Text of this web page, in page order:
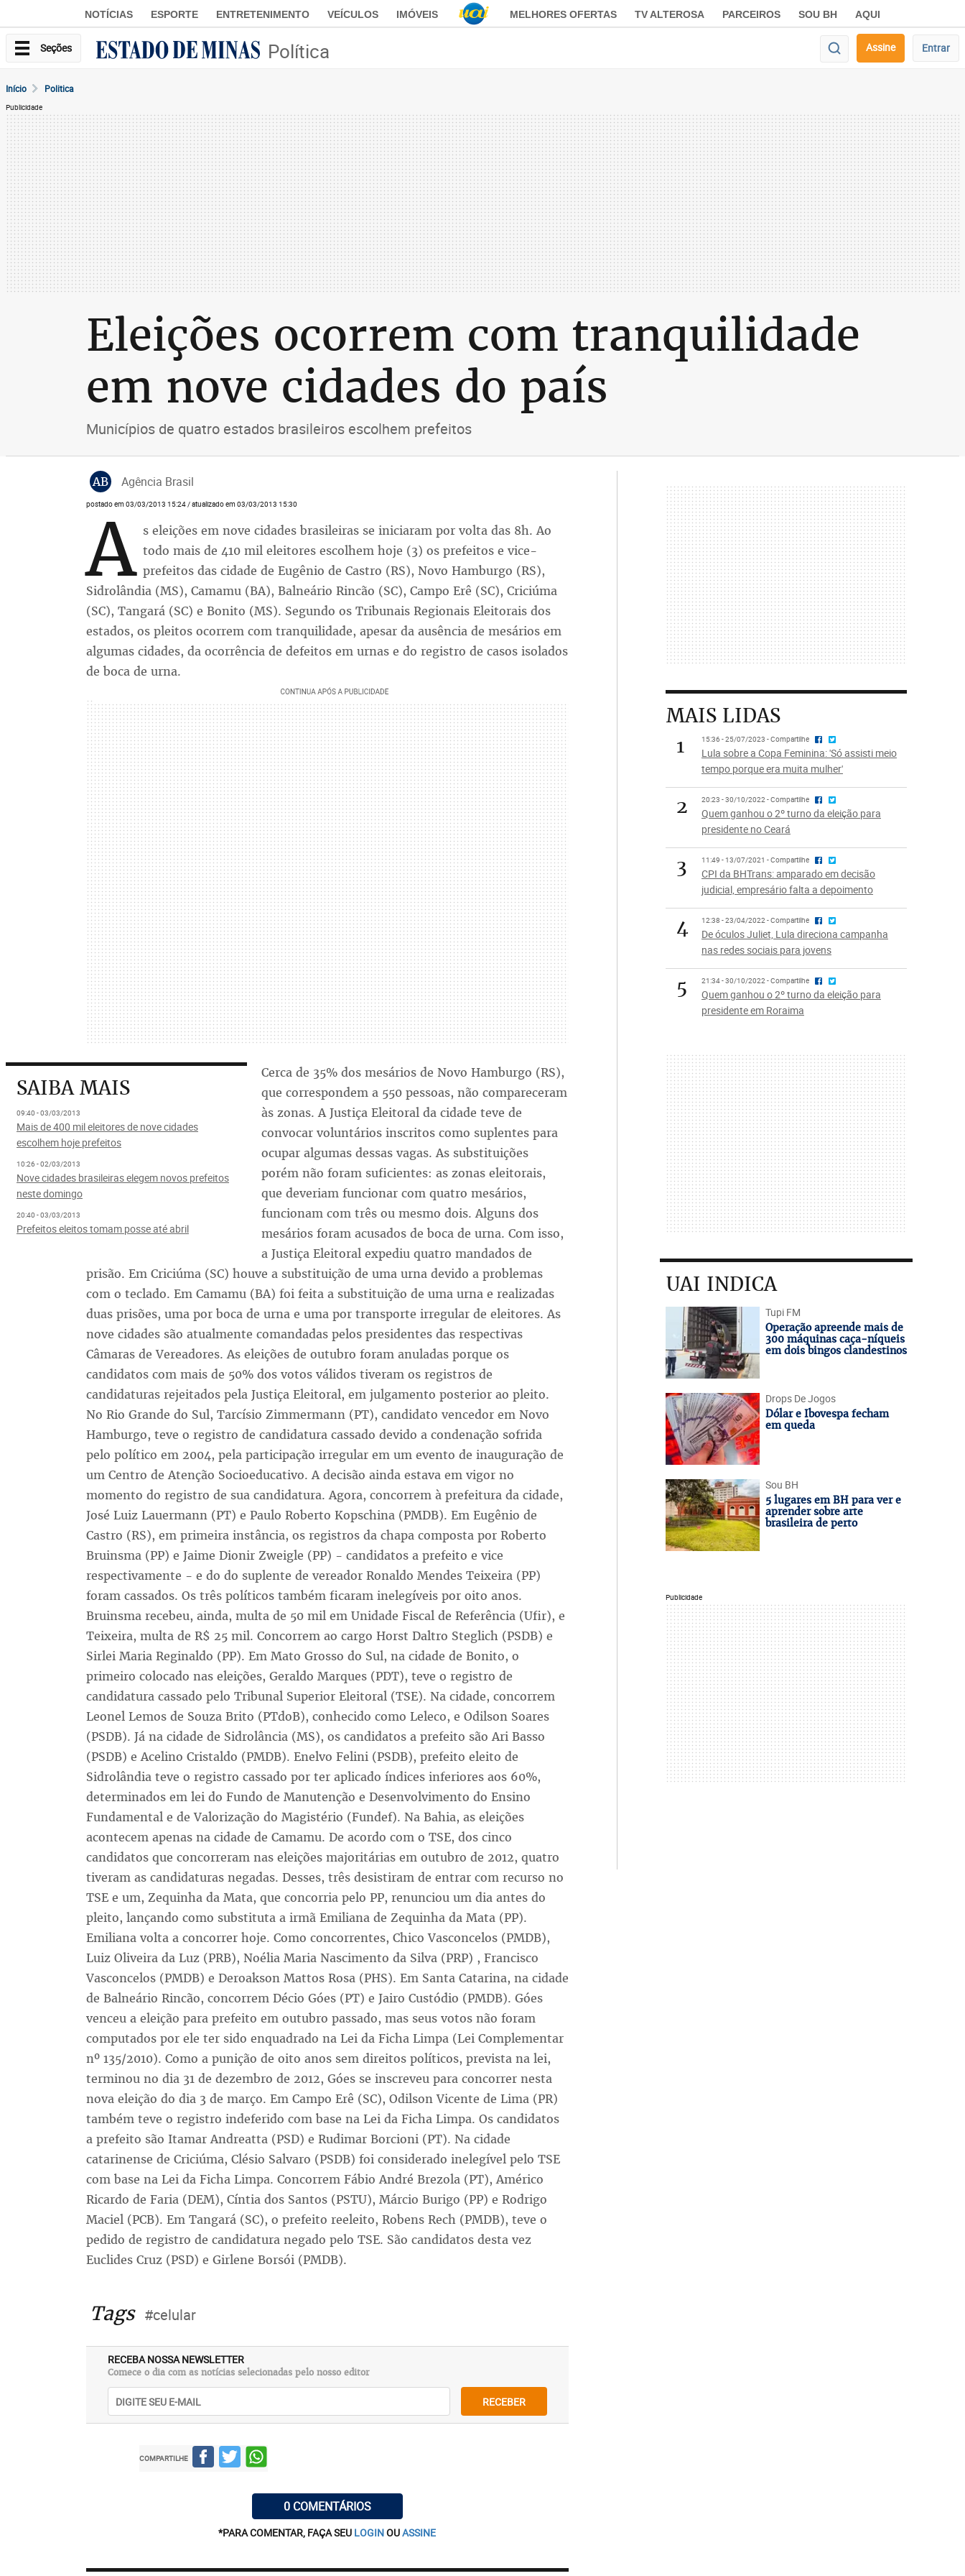
NOTÍCIAS ESPORTE ENTRETENIMENTO VEÍCULOS IMÓVEIS MELHORES OFERTAS TV ALTEROSA PARCEIROS SOU BH AQUI
Seções Política Assine Entrar
Início Politica
Publicidade
Eleições ocorrem com tranquilidade
em nove cidades do país
Municípios de quatro estados brasileiros escolhem prefeitos
AB Agência Brasil
postado em 03/03/2013 15:24 / atualizado em 03/03/2013 15:30
A s eleições em nove cidades brasileiras se iniciaram por volta das 8h. Ao
todo mais de 410 mil eleitores escolhem hoje (3) os prefeitos e vice-
prefeitos das cidade de Eugênio de Castro (RS), Novo Hamburgo (RS),
Sidrolândia (MS), Camamu (BA), Balneário Rincão (SC), Campo Erê (SC), Criciúma
(SC), Tangará (SC) e Bonito (MS). Segundo os Tribunais Regionais Eleitorais dos
estados, os pleitos ocorrem com tranquilidade, apesar da ausência de mesários em
algumas cidades, da ocorrência de defeitos em urnas e do registro de casos isolados
de boca de urna.
SAIBA MAIS
09:40 - 03/03/2013
Mais de 400 mil eleitores de nove cidades
escolhem hoje prefeitos
10:26 - 02/03/2013
Nove cidades brasileiras elegem novos prefeitos
neste domingo
20:40 - 03/03/2013
Prefeitos eleitos tomam posse até abril
Cerca de 35% dos mesários de Novo Hamburgo (RS),
que correspondem a 550 pessoas, não compareceram
às zonas. A Justiça Eleitoral da cidade teve de
convocar voluntários inscritos como suplentes para
ocupar algumas dessas vagas. As substituições
porém não foram suficientes: as zonas eleitorais,
que deveriam funcionar com quatro mesários,
funcionam com três ou mesmo dois. Alguns dos
mesários foram acusados de boca de urna. Com isso,
a Justiça Eleitoral expediu quatro mandados de
prisão. Em Criciúma (SC) houve a substituição de uma urna devido a problemas
com o teclado. Em Camamu (BA) foi feita a substituição de uma urna e realizadas
duas prisões, uma por boca de urna e uma por transporte irregular de eleitores. As
nove cidades são atualmente comandadas pelos presidentes das respectivas
Câmaras de Vereadores. As eleições de outubro foram anuladas porque os
candidatos com mais de 50% dos votos válidos tiveram os registros de
candidaturas rejeitados pela Justiça Eleitoral, em julgamento posterior ao pleito.
No Rio Grande do Sul, Tarcísio Zimmermann (PT), candidato vencedor em Novo
Hamburgo, teve o registro de candidatura cassado devido a condenação sofrida
pelo político em 2004, pela participação irregular em um evento de inauguração de
um Centro de Atenção Socioeducativo. A decisão ainda estava em vigor no
momento do registro de sua candidatura. Agora, concorrem à prefeitura da cidade,
José Luiz Lauermann (PT) e Paulo Roberto Kopschina (PMDB). Em Eugênio de
Castro (RS), em primeira instância, os registros da chapa composta por Roberto
Bruinsma (PP) e Jaime Dionir Zweigle (PP) - candidatos a prefeito e vice
respectivamente - e do do suplente de vereador Ronaldo Mendes Teixeira (PP)
foram cassados. Os três políticos também ficaram inelegíveis por oito anos.
Bruinsma recebeu, ainda, multa de 50 mil em Unidade Fiscal de Referência (Ufir), e
Teixeira, multa de R$ 25 mil. Concorrem ao cargo Horst Daltro Steglich (PSDB) e
Sirlei Maria Reginaldo (PP). Em Mato Grosso do Sul, na cidade de Bonito, o
primeiro colocado nas eleições, Geraldo Marques (PDT), teve o registro de
candidatura cassado pelo Tribunal Superior Eleitoral (TSE). Na cidade, concorrem
Leonel Lemos de Souza Brito (PTdoB), conhecido como Leleco, e Odilson Soares
(PSDB). Já na cidade de Sidrolância (MS), os candidatos a prefeito são Ari Basso
(PSDB) e Acelino Cristaldo (PMDB). Enelvo Felini (PSDB), prefeito eleito de
Sidrolândia teve o registro cassado por ter aplicado índices inferiores aos 60%,
determinados em lei do Fundo de Manutenção e Desenvolvimento do Ensino
Fundamental e de Valorização do Magistério (Fundef). Na Bahia, as eleições
acontecem apenas na cidade de Camamu. De acordo com o TSE, dos cinco
candidatos que concorreram nas eleições majoritárias em outubro de 2012, quatro
tiveram as candidaturas negadas. Desses, três desistiram de entrar com recurso no
TSE e um, Zequinha da Mata, que concorria pelo PP, renunciou um dia antes do
pleito, lançando como substituta a irmã Emiliana de Zequinha da Mata (PP).
Emiliana volta a concorrer hoje. Como concorrentes, Chico Vasconcelos (PMDB),
Luiz Oliveira da Luz (PRB), Noélia Maria Nascimento da Silva (PRP) , Francisco
Vasconcelos (PMDB) e Deroakson Mattos Rosa (PHS). Em Santa Catarina, na cidade
de Balneário Rincão, concorrem Décio Góes (PT) e Jairo Custódio (PMDB). Góes
venceu a eleição para prefeito em outubro passado, mas seus votos não foram
computados por ele ter sido enquadrado na Lei da Ficha Limpa (Lei Complementar
nº 135/2010). Como a punição de oito anos sem direitos políticos, prevista na lei,
terminou no dia 31 de dezembro de 2012, Góes se inscreveu para concorrer nesta
nova eleição do dia 3 de março. Em Campo Erê (SC), Odilson Vicente de Lima (PR)
também teve o registro indeferido com base na Lei da Ficha Limpa. Os candidatos
a prefeito são Itamar Andreatta (PSD) e Rudimar Borcioni (PT). Na cidade
catarinense de Criciúma, Clésio Salvaro (PSDB) foi considerado inelegível pelo TSE
com base na Lei da Ficha Limpa. Concorrem Fábio André Brezola (PT), Américo
Ricardo de Faria (DEM), Cíntia dos Santos (PSTU), Márcio Burigo (PP) e Rodrigo
Maciel (PCB). Em Tangará (SC), o prefeito reeleito, Robens Rech (PMDB), teve o
pedido de registro de candidatura negado pelo TSE. São candidatos desta vez
Euclides Cruz (PSD) e Girlene Borsói (PMDB).
Tags #celular
RECEBA NOSSA NEWSLETTER
Comece o dia com as notícias selecionadas pelo nosso editor
RECEBER
COMPARTILHE
0 COMENTÁRIOS
*PARA COMENTAR, FAÇA SEU LOGINOUASSINE
MAIS LIDAS
1
15:36 - 25/07/2023 - Compartilhe
Lula sobre a Copa Feminina: 'Só assisti meio
tempo porque era muita mulher'
2 20:23 - 30/10/2022 - Compartilhe
Quem ganhou o 2º turno da eleição para
presidente no Ceará
3 11:49 - 13/07/2021 - Compartilhe
CPI da BHTrans: amparado em decisão
judicial, empresário falta a depoimento
4 12:38 - 23/04/2022 - Compartilhe
De óculos Juliet, Lula direciona campanha
nas redes sociais para jovens
5 21:34 - 30/10/2022 - Compartilhe
Quem ganhou o 2º turno da eleição para
presidente em Roraima
UAI INDICA
Tupi FM
Operação apreende mais de
300 máquinas caça-níqueis
em dois bingos clandestinos
Drops De Jogos
Dólar e Ibovespa fecham
em queda
Sou BH
5 lugares em BH para ver e
aprender sobre arte
brasileira de perto
Publicidade